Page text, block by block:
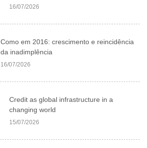
16/07/2026
Como em 2016: crescimento e reincidência
da inadimplência
16/07/2026
Credit as global infrastructure in a
changing world
15/07/2026